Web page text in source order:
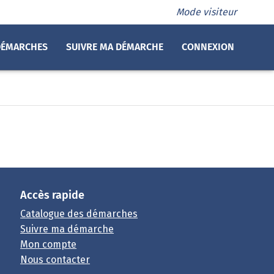
Mode visiteur
SUIVRE MA DÉMARCHE CONNEXION
Accès rapide
Catalogue des démarches
Suivre ma démarche
Mon compte
Nous contacter